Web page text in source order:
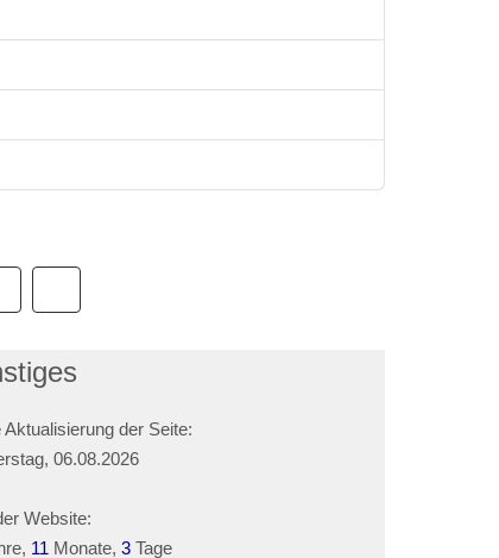
Aktualisierung der Seite:
06.08.2026
Website:
11 Monate, 3 Tage